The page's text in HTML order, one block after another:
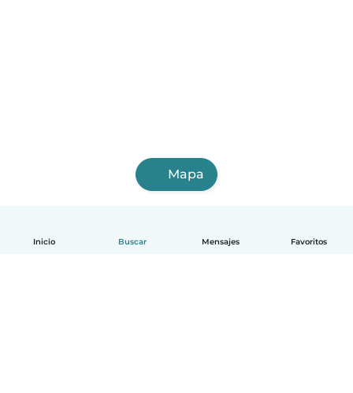
Inicio Buscar Mensajes Favoritos
Mapa